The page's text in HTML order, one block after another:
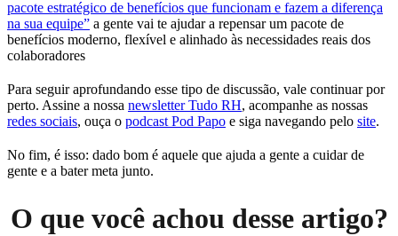
pacote estratégico de benefícios que funcionam e fazem a diferença
na sua equipe” a gente vai te ajudar a repensar um pacote de
benefícios moderno, flexível e alinhado às necessidades reais dos
colaboradores
Para seguir aprofundando esse tipo de discussão, vale continuar por
perto. Assine a nossa newsletter Tudo RH, acompanhe as nossas
redes sociais, ouça o podcast Pod Papo e siga navegando pelo site.
No fim, é isso: dado bom é aquele que ajuda a gente a cuidar de
gente e a bater meta junto.
O que você achou desse artigo?